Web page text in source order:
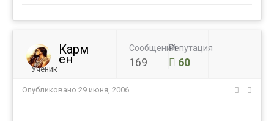
Карм
ен
Ученик
Сообщений
169
Репутация
60
Опубликовано 29 июня, 2006